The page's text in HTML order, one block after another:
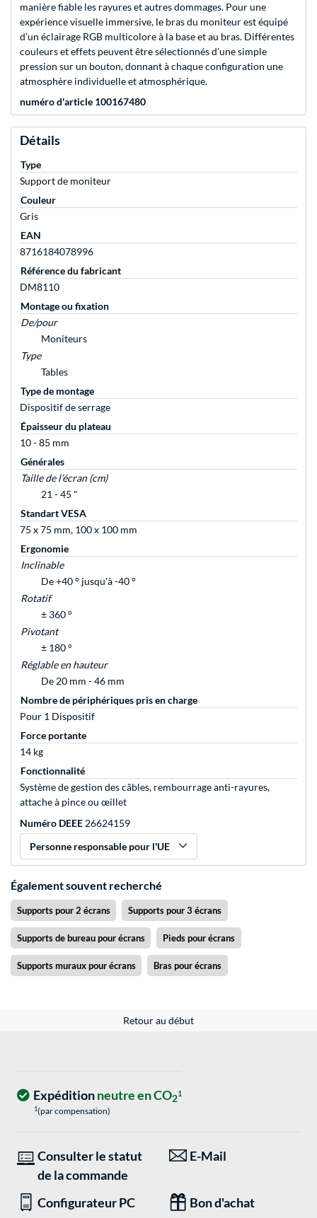
manière fiable les rayures et autres dommages. Pour une
expérience visuelle immersive, le bras du moniteur est équipé
d’un éclairage RGB multicolore à la base et au bras. Différentes
couleurs et effets peuvent être sélectionnés d’une simple
pression sur un bouton, donnant à chaque configuration une
atmosphère individuelle et atmosphérique.
numéro d'article 100167480
Détails
Type
Support de moniteur
Couleur
Gris
EAN
8716184078996
Référence du fabricant
DM8110
Montage ou fixation
De/pour
Moniteurs
Type
Tables
Type de montage
Dispositif de serrage
Épaisseur du plateau
10 - 85 mm
Générales
Taille de l’écran (cm)
21 - 45 "
Standart VESA
75 x 75 mm, 100 x 100 mm
Ergonomie
Inclinable
De +40 ° jusqu'à -40 °
Rotatif
± 360 °
Pivotant
± 180 °
Réglable en hauteur
De 20 mm - 46 mm
Nombre de périphériques pris en charge
Pour 1 Dispositif
Force portante
14 kg
Fonctionnalité
Système de gestion des câbles, rembourrage anti-rayures,
attache à pince ou œillet
Numéro DEEE 26624159
Personne responsable pour l'UE
Également souvent recherché
Supports pour 2 écrans Supports pour 3 écrans
Supports de bureau pour écrans Pieds pour écrans
Supports muraux pour écrans Bras pour écrans
Retour au début
Expéditionneutre en CO21
1(par compensation)
Consulter le statut
de la commande
E-Mail
Configurateur PC Bon d'achat